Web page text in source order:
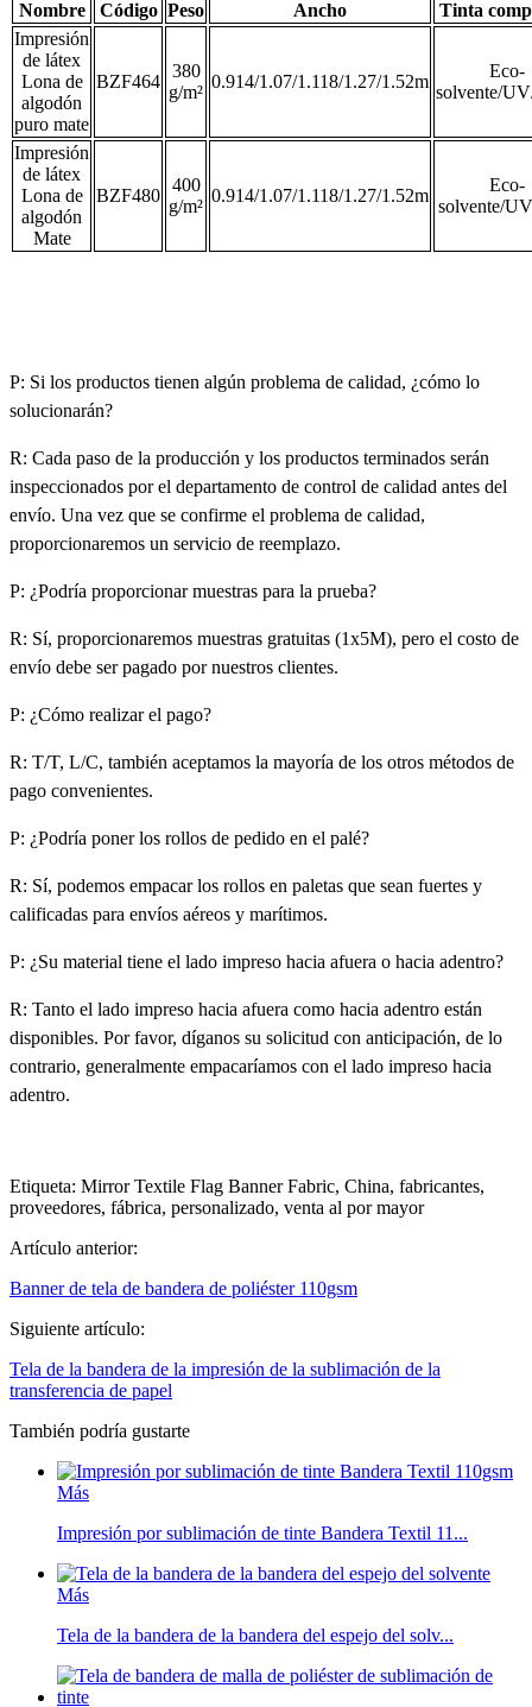
Nombre Código Peso Ancho
Tinta
Impresión
de látex
Lona de
algodón
puro mate
BZF464
380
g/m²
0.914/1.07/1.118/1.27/1.52m
Eco-
solvente/
Impresión
de látex
Lona de
algodón
Mate
BZF480
400
g/m²
0.914/1.07/1.118/1.27/1.52m
Eco-
solvente/
P: Si los productos tienen algún problema de calidad, ¿cómo lo
solucionarán?
R: Cada paso de la producción y los productos terminados serán
inspeccionados por el departamento de control de calidad antes del
envío. Una vez que se confirme el problema de calidad,
proporcionaremos un servicio de reemplazo.
P: ¿Podría proporcionar muestras para la prueba?
R: Sí, proporcionaremos muestras gratuitas (1x5M), pero el costo de
envío debe ser pagado por nuestros clientes.
P: ¿Cómo realizar el pago?
R: T/T, L/C, también aceptamos la mayoría de los otros métodos de
pago convenientes.
P: ¿Podría poner los rollos de pedido en el palé?
R: Sí, podemos empacar los rollos en paletas que sean fuertes y
calificadas para envíos aéreos y marítimos.
P: ¿Su material tiene el lado impreso hacia afuera o hacia adentro?
R: Tanto el lado impreso hacia afuera como hacia adentro están
disponibles. Por favor, díganos su solicitud con anticipación, de lo
contrario, generalmente empacaríamos con el lado impreso hacia
adentro.
Etiqueta: Mirror Textile Flag Banner Fabric, China, fabricantes,
proveedores, fábrica, personalizado, venta al por mayor
Artículo anterior:
Banner de tela de bandera de poliéster 110gsm
Siguiente artículo:
Tela de la bandera de la impresión de la sublimación de la
transferencia de papel
También podría gustarte
Más
Impresión por sublimación de tinte Bandera Textil 11...
Más
Tela de la bandera de la bandera del espejo del solv...